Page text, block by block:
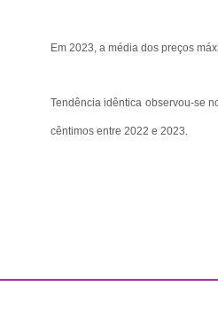
Em 2023, a média dos preços
Tendência idêntica observou-se
cêntimos entre 2022 e 2023.